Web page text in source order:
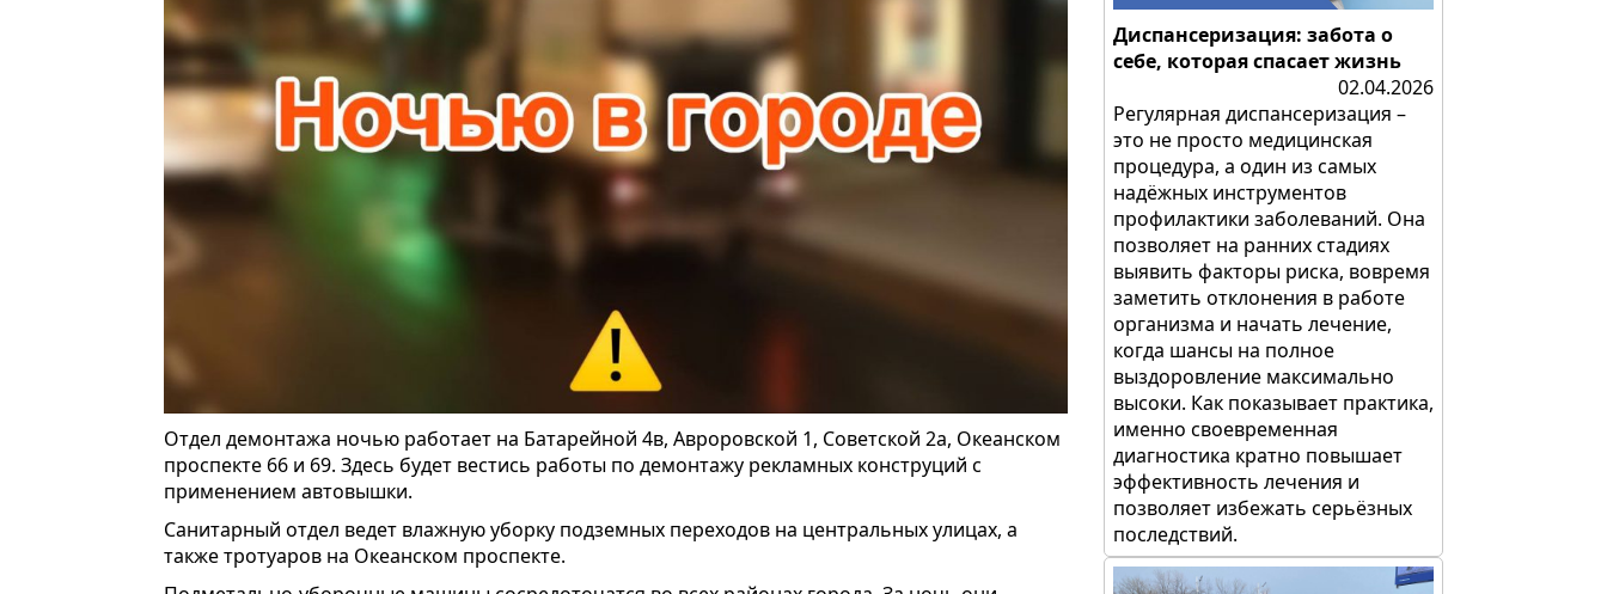
Отдел демонтажа ночью работает на Батарейной 4в, Авроровской 1, Советской 2а, Океанском
проспекте 66 и 69. Здесь будет вестись работы по демонтажу рекламных конструций с
применением автовышки.
Санитарный отдел ведет влажную уборку подземных переходов на центральных улицах, а
также тротуаров на Океанском проспекте.
Диспансеризация: забота о
себе, которая спасает жизнь
02.04.2026
Регулярная диспансеризация –
это не просто медицинская
процедура, а один из самых
надёжных инструментов
профилактики заболеваний. Она
позволяет на ранних стадиях
выявить факторы риска, вовремя
заметить отклонения в работе
организма и начать лечение,
когда шансы на полное
выздоровление максимально
высоки. Как показывает практика,
именно своевременная
диагностика кратно повышает
эффективность лечения и
позволяет избежать серьёзных
последствий.